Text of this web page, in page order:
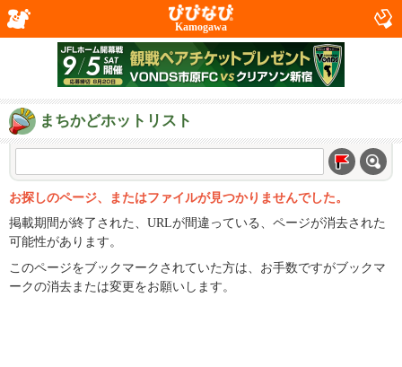
Kamogawa
まちかどホットリスト
お探しのページ、またはファイルが見つかりませんでした。
掲載期間が終了された、URLが間違っている、ページが消去された
可能性があります。
このページをブックマークされていた方は、お手数ですがブックマ
ークの消去または変更をお願いします。